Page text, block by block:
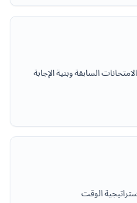
السابقة وبنية الإجابة
الوقت